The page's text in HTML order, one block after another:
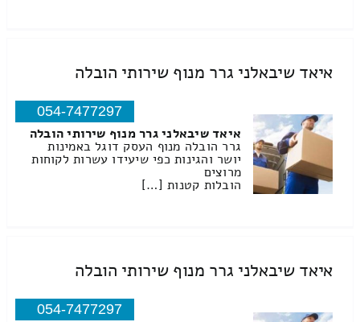
איאד שיבאלני גרר מנוף שירותי הובלה
054-7477297
איאד שיבאלני גרר מנוף שירותי הובלה
גרר הובלה מנוף העסק דוגל באמינות
יושר והגינות כפי שיעידו עשרות לקוחות
מרוצים
הובלות קטנות […]
איאד שיבאלני גרר מנוף שירותי הובלה
054-7477297